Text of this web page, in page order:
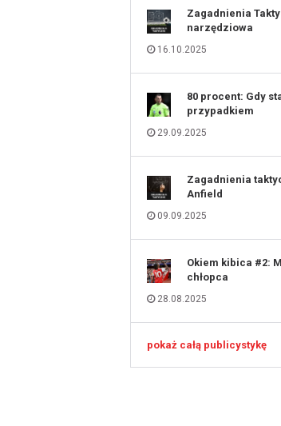
Zagadnienia
narzędziowa
16.10.2025
80 procent: Gdy
przypadkiem
29.09.2025
Zagadnienia
Anfield
09.09.2025
Okiem kibica #2:
chłopca
28.08.2025
pokaż całą publicystykę